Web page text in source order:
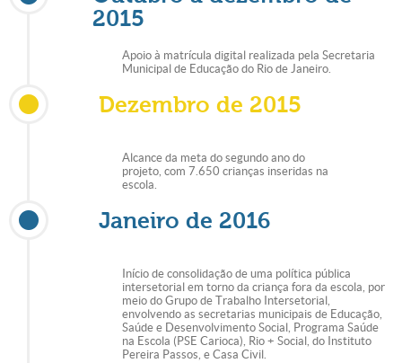
2015
Apoio à matrícula digital realizada pela Secretaria
Municipal de Educação do Rio de Janeiro.
Dezembro de 2015
Alcance da meta do segundo ano do
projeto, com 7.650 crianças inseridas na
escola.
Janeiro de 2016
Início de consolidação de uma política pública
intersetorial em torno da criança fora da escola, por
meio do Grupo de Trabalho Intersetorial,
envolvendo as secretarias municipais de Educação,
Saúde e Desenvolvimento Social, Programa Saúde
na Escola (PSE Carioca), Rio + Social, do Instituto
Pereira Passos, e Casa Civil.